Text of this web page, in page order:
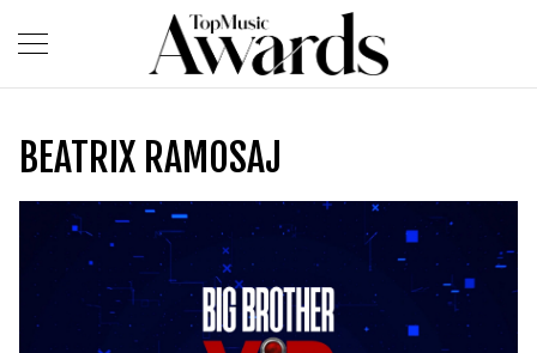
BEATRIX RAMOSAJ